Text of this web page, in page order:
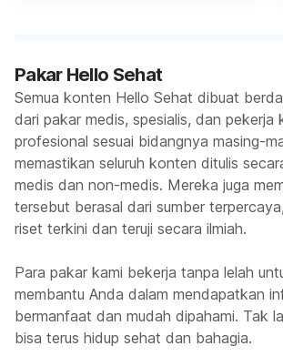
Pakar Hello Sehat
Semua konten Hello Sehat dibuat
dari pakar medis, spesialis, dan pekerja
profesional sesuai bidangnya masing-
memastikan seluruh konten ditulis
medis dan non-medis. Mereka juga
tersebut berasal dari sumber
riset terkini dan teruji secara ilmiah.
Para pakar kami bekerja tanpa lelah
membantu Anda dalam mendapatkan
bermanfaat dan mudah dipahami. Tak
bisa terus hidup sehat dan bahagia.